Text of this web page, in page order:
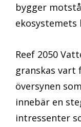
bygger
ekosystemets
Reef 2050
granskas vart
översynen
innebär en
intressenter